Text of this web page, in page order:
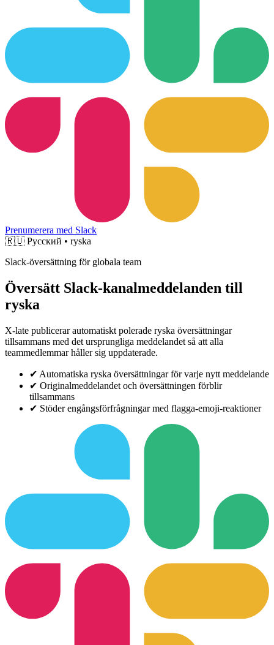
Prenumerera med Slack
🇷🇺 Русский • ryska
Slack-översättning för globala team
Översätt Slack-kanalmeddelanden till
ryska
X-late publicerar automatiskt polerade ryska översättningar
tillsammans med det ursprungliga meddelandet så att alla
teammedlemmar håller sig uppdaterade.
✔ Automatiska ryska översättningar för varje nytt meddelande
✔ Originalmeddelandet och översättningen förblir
tillsammans
✔ Stöder engångsförfrågningar med flagga-emoji-reaktioner